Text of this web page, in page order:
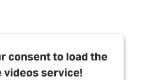
consent to load the
videos service!